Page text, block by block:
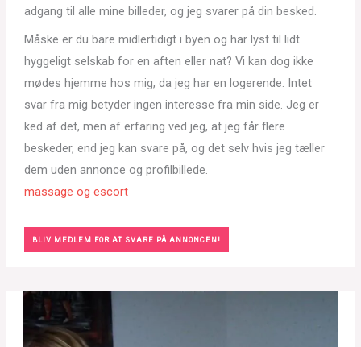
adgang til alle mine billeder, og jeg svarer på din besked.
Måske er du bare midlertidigt i byen og har lyst til lidt
hyggeligt selskab for en aften eller nat? Vi kan dog ikke
mødes hjemme hos mig, da jeg har en logerende. Intet
svar fra mig betyder ingen interesse fra min side. Jeg er
ked af det, men af erfaring ved jeg, at jeg får flere
beskeder, end jeg kan svare på, og det selv hvis jeg tæller
dem uden annonce og profilbillede.
massage og escort
BLIV MEDLEM FOR AT SVARE PÅ ANNONCEN!